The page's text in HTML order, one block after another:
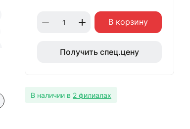
В корзину
Получить спец.цену
В наличии в 2 филиалах